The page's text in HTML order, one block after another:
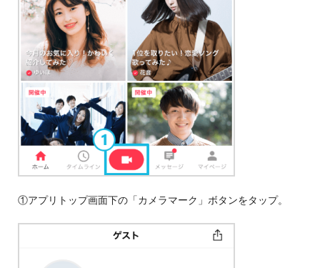
①アプリトップ画面下の「カメラマーク」ボタンをタップ。